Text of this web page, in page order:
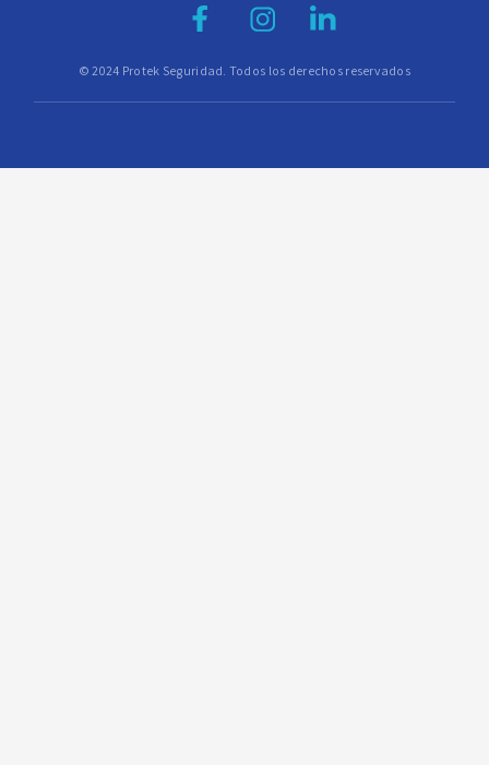
© 2024 Protek Seguridad. Todos los derechos reservados